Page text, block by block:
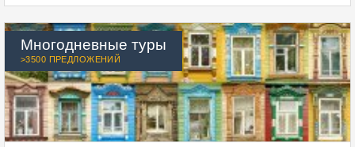
Многодневные туры
>3500 ПРЕДЛОЖЕНИЙ